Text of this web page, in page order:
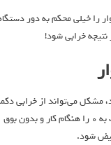
خیلی محکم به دور
خرابی شود!
می‌تواند از خرابی
شود.